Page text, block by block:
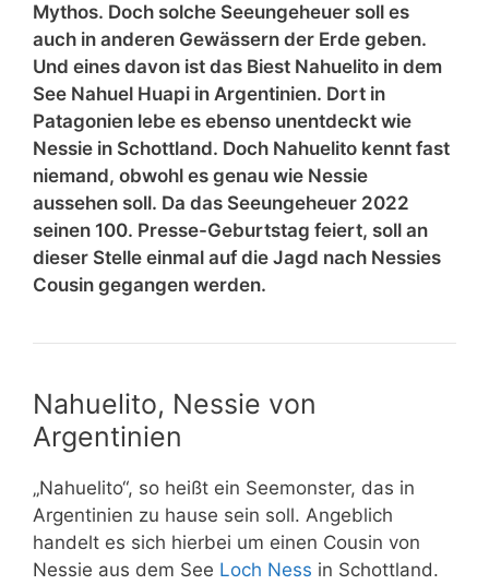
Mythos. Doch solche Seeungeheuer soll es
auch in anderen Gewässern der Erde geben.
Und eines davon ist das Biest Nahuelito in dem
See Nahuel Huapi in Argentinien. Dort in
Patagonien lebe es ebenso unentdeckt wie
Nessie in Schottland. Doch Nahuelito kennt fast
niemand, obwohl es genau wie Nessie
aussehen soll. Da das Seeungeheuer 2022
seinen 100. Presse-Geburtstag feiert, soll an
dieser Stelle einmal auf die Jagd nach Nessies
Cousin gegangen werden.
Nahuelito, Nessie von
Argentinien
„Nahuelito“, so heißt ein Seemonster, das in
Argentinien zu hause sein soll. Angeblich
handelt es sich hierbei um einen Cousin von
Nessie aus dem See Loch Ness in Schottland.